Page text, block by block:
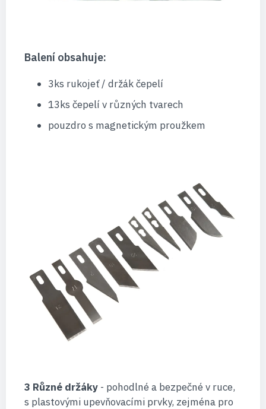
Balení obsahuje:
3ks rukojeť / držák čepelí
13ks čepelí v různých tvarech
pouzdro s magnetickým proužkem
3 Různé držáky- pohodlné a bezpečné v ruce,
s plastovými upevňovacími prvky, zejména pro